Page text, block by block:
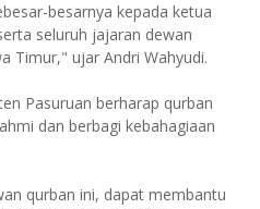
besarnya kepada ketua
seluruh jajaran dewan
Timur," ujar Andri Wahyudi.
Pasuruan berharap qurban
dan berbagi kebahagiaan
qurban ini, dapat membantu